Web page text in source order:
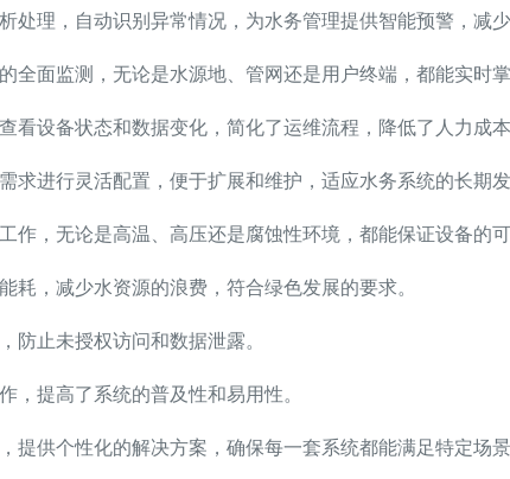
理，自动识别异常情况，为水务管理提供智能预警，减
全面监测，无论是水源地、管网还是用户终端，都能实时
看设备状态和数据变化，简化了运维流程，降低了人力成本
求进行灵活配置，便于扩展和维护，适应水务系统的长期发
作，无论是高温、高压还是腐蚀性环境，都能保证设备的可
耗，减少水资源的浪费，符合绿色发展的要求。
防止未授权访问和数据泄露。
，提高了系统的普及性和易用性。
提供个性化的解决方案，确保每一套系统都能满足特定场景